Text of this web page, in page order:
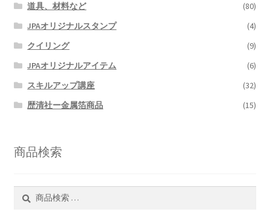
道具、材料など
(80)
JPAオリジナルスタンプ
(4)
クイリング
(9)
JPAオリジナルアイテム
(6)
スキルアップ講座
(32)
歴清社ー金属箔商品
(15)
商品検索